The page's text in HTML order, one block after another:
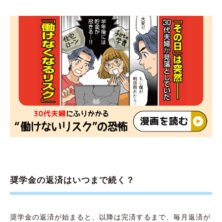
奨学金の返済はいつまで続く？
奨学金の返済が始まると、以降は完済するまで、毎月返済が